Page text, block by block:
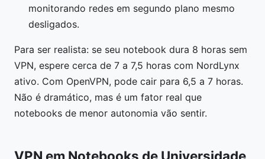
monitorando redes em segundo plano mesmo
desligados.
Para ser realista: se seu notebook dura 8 horas sem
VPN, espere cerca de 7 a 7,5 horas com NordLynx
ativo. Com OpenVPN, pode cair para 6,5 a 7 horas.
Não é dramático, mas é um fator real que
notebooks de menor autonomia vão sentir.
VPN em Notebooks de Universidade